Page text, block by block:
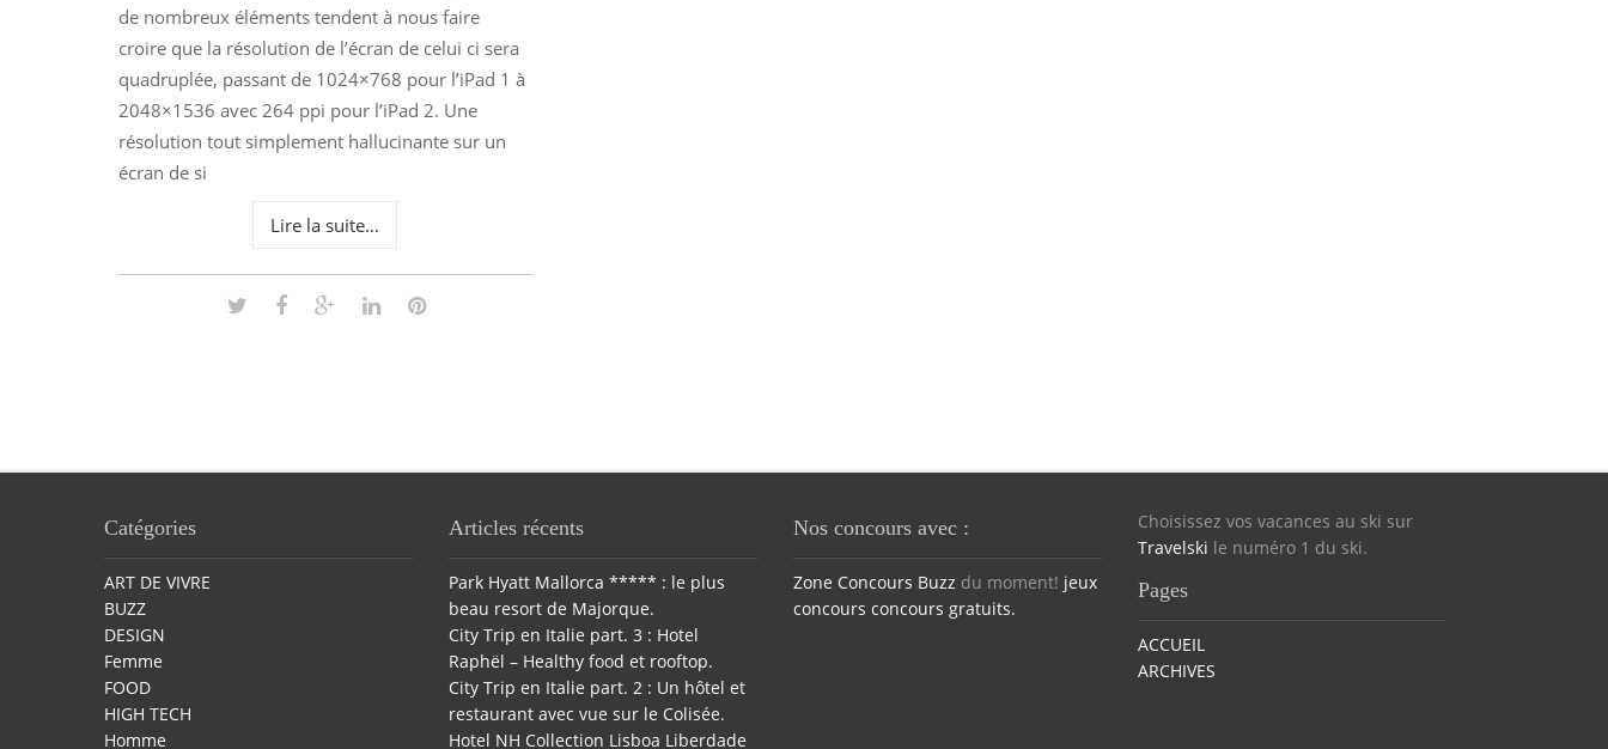
de nombreux éléments tendent à nous faire
croire que la résolution de l’écran de celui ci sera
quadruplée, passant de 1024×768 pour l’iPad 1 à
2048×1536 avec 264 ppi pour l’iPad 2. Une
résolution tout simplement hallucinante sur un
écran de si
Lire la suite…
Catégories
ART DE VIVRE
BUZZ
DESIGN
Femme
FOOD
HIGH TECH
Homme
Articles récents
Park Hyatt Mallorca ***** : le plus
beau resort de Majorque.
City Trip en Italie part. 3 : Hotel
Raphël – Healthy food et rooftop.
City Trip en Italie part. 2 : Un hôtel et
restaurant avec vue sur le Colisée.
Hotel NH Collection Lisboa Liberdade
Nos concours avec :
Zone Concours Buzz du moment! jeux
concours concours gratuits.
Choisissez vos vacances au ski sur
Travelski le numéro 1 du ski.
Pages
ACCUEIL
ARCHIVES